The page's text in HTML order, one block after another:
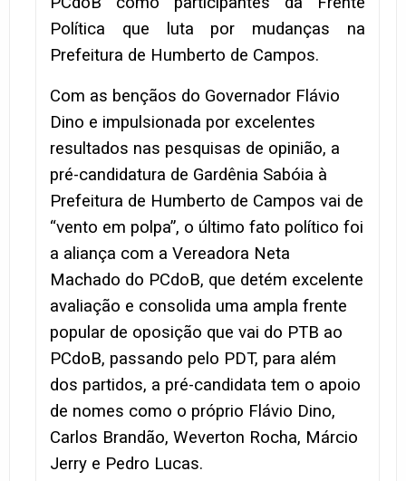
Política que luta por mudanças na
Prefeitura de Humberto de Campos.
Com as bençãos do Governador Flávio
Dino e impulsionada por excelentes
resultados nas pesquisas de opinião, a
pré-candidatura de Gardênia Sabóia à
Prefeitura de Humberto de Campos vai de
“vento em polpa”, o último fato político foi
a aliança com a Vereadora Neta
Machado do PCdoB, que detém excelente
avaliação e consolida uma ampla frente
popular de oposição que vai do PTB ao
PCdoB, passando pelo PDT, para além
dos partidos, a pré-candidata tem o apoio
de nomes como o próprio Flávio Dino,
Carlos Brandão, Weverton Rocha, Márcio
Jerry e Pedro Lucas.